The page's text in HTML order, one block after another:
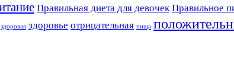
Правильная диета для девочек Правильное
здоровая здоровье отрицательная пища